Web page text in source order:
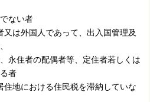
い者
は外国人であって、出入国管理及
者の配偶者等、定住者若しくは
者
地における住民税を滞納していな